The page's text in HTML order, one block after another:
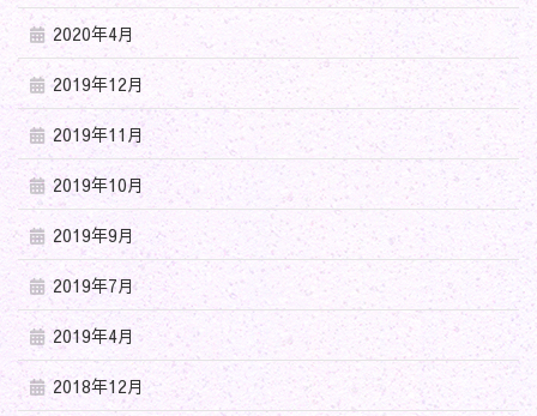
2020年4月
2019年12月
2019年11月
2019年10月
2019年9月
2019年7月
2019年4月
2018年12月